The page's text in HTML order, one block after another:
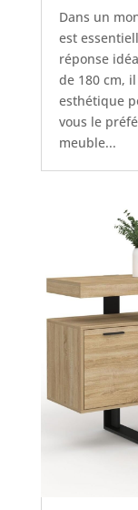
Dans un
est
réponse
de 180 cm,
esthétique
vous le
meuble...